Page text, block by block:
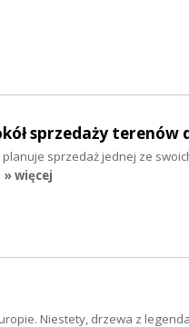
sprzedaży
sprzedaż jednej ze
» więcej
Niestety, drzewa z